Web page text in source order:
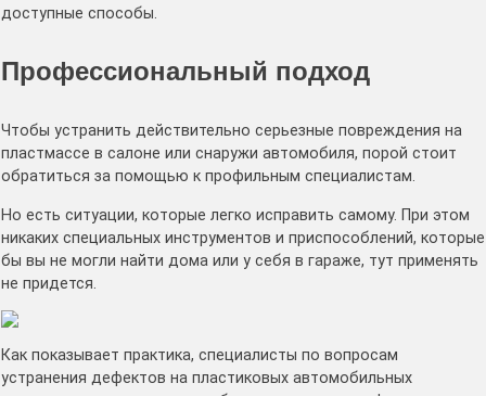
доступные способы.
Профессиональный подход
Чтобы устранить действительно серьезные повреждения на
пластмассе в салоне или снаружи автомобиля, порой стоит
обратиться за помощью к профильным специалистам.
Но есть ситуации, которые легко исправить самому. При этом
никаких специальных инструментов и приспособлений, которые
бы вы не могли найти дома или у себя в гараже, тут применять
не придется.
Как показывает практика, специалисты по вопросам
устранения дефектов на пластиковых автомобильных